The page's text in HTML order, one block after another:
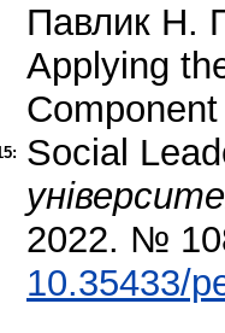
Павлик Н.
Applying
Social
2022. №
10.35433/